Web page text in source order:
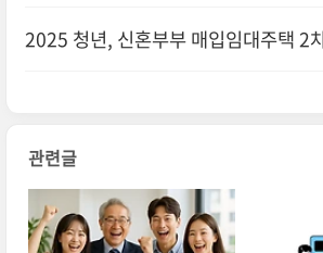
2025 청년, 신혼부부 매입임대주택 2
관련글